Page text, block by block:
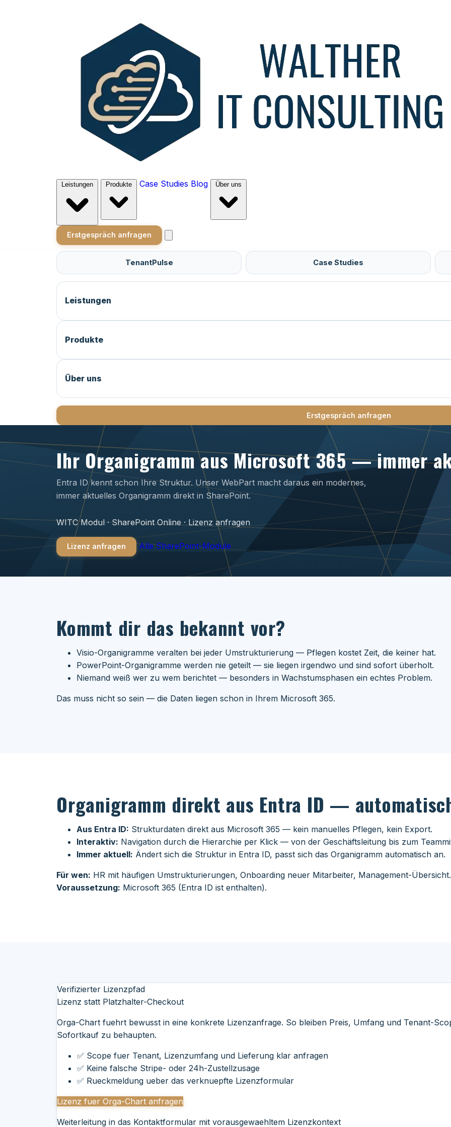
Case Studies Blog
Erstgespräch anfragen
TenantPulse Case Studies
Leistungen
Produkte
Über uns
Erstgespräch anfragen
Ihr Organigramm aus Microsoft 365 — immer
Entra ID kennt schon Ihre Struktur. Unser WebPart macht daraus ein modernes,
immer aktuelles Organigramm direkt in SharePoint.
WITC Modul · SharePoint Online · Lizenz anfragen
Lizenz anfragen Alle SharePoint-Module
Kommt dir das bekannt vor?
Visio-Organigramme veralten bei jeder Umstrukturierung — Pflegen kostet Zeit, die keiner hat.
PowerPoint-Organigramme werden nie geteilt — sie liegen irgendwo und sind sofort überholt.
Niemand weiß wer zu wem berichtet — besonders in Wachstumsphasen ein echtes Problem.
Das muss nicht so sein — die Daten liegen schon in Ihrem Microsoft 365.
Organigramm direkt aus Entra ID —
Aus Entra ID: Strukturdaten direkt aus Microsoft 365 — kein manuelles Pflegen, kein Export.
Interaktiv: Navigation durch die Hierarchie per Klick — von der Geschäftsleitung bis zum
Immer aktuell: Ändert sich die Struktur in Entra ID, passt sich das Organigramm automatisch an.
Für wen: HR mit häufigen Umstrukturierungen, Onboarding neuer Mitarbeiter, Management-Übersicht.
Voraussetzung: Microsoft 365 (Entra ID ist enthalten).
Verifizierter Lizenzpfad
Lizenz statt Platzhalter-Checkout
Orga-Chart fuehrt bewusst in eine konkrete Lizenzanfrage. So bleiben Preis, Umfang und Tenant-
Sofortkauf zu behaupten.
✅ Scope fuer Tenant, Lizenzumfang und Lieferung klar anfragen
✅ Keine falsche Stripe- oder 24h-Zustellzusage
✅ Rueckmeldung ueber das verknuepfte Lizenzformular
Lizenz fuer Orga-Chart anfragen
Weiterleitung in das Kontaktformular mit vorausgewaehltem Lizenzkontext